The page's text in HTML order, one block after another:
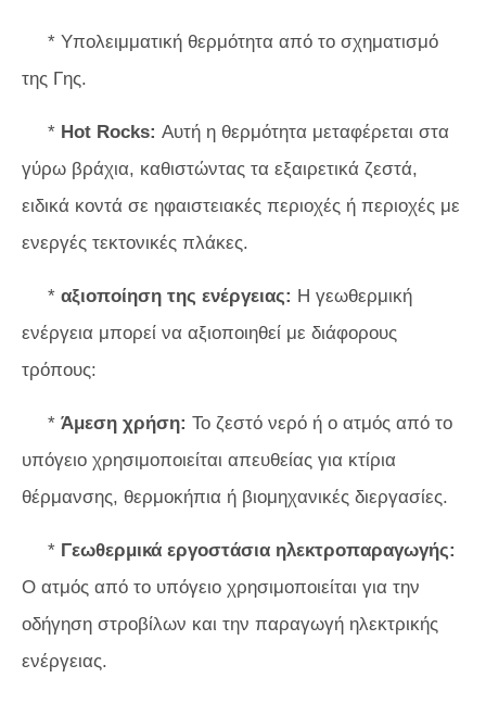
* Υπολειμματική θερμότητα από το σχηματισμό
της Γης.
* Hot Rocks: Αυτή η θερμότητα μεταφέρεται στα
γύρω βράχια, καθιστώντας τα εξαιρετικά ζεστά,
ειδικά κοντά σε ηφαιστειακές περιοχές ή περιοχές με
ενεργές τεκτονικές πλάκες.
* αξιοποίηση της ενέργειας: Η γεωθερμική
ενέργεια μπορεί να αξιοποιηθεί με διάφορους
τρόπους:
* Άμεση χρήση: Το ζεστό νερό ή ο ατμός από το
υπόγειο χρησιμοποιείται απευθείας για κτίρια
θέρμανσης, θερμοκήπια ή βιομηχανικές διεργασίες.
* Γεωθερμικά εργοστάσια ηλεκτροπαραγωγής:
Ο ατμός από το υπόγειο χρησιμοποιείται για την
οδήγηση στροβίλων και την παραγωγή ηλεκτρικής
ενέργειας.